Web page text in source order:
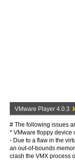
VMware Player 4.0.3
# The following issues
* VMware floppy device
- Due to a flaw in the
an out-of-bounds
crash the VMX process